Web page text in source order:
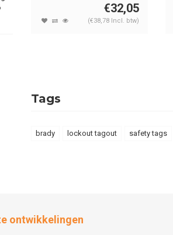
€32,05
(€38,78 Incl. btw)
Tags
brady lockout tagout safety tags
ontwikkelingen